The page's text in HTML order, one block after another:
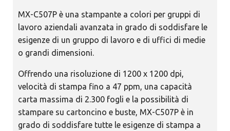
MX-C507P è una stampante a colori per gruppi di
lavoro aziendali avanzata in grado di soddisfare le
esigenze di un gruppo di lavoro e di uffici di medie
o grandi dimensioni.
Offrendo una risoluzione di 1200 x 1200 dpi,
velocità di stampa fino a 47 ppm, una capacità
carta massima di 2.300 fogli e la possibilità di
stampare su cartoncino e buste, MX-C507P è in
grado di soddisfare tutte le esigenze di stampa a